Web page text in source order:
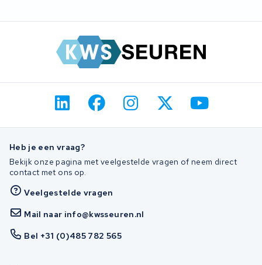
Heb je een vraag?
Bekijk onze pagina met veelgestelde vragen of neem direct
contact met ons op.
Veelgestelde vragen
Mail naar info@kwsseuren.nl
Bel +31 (0)485 782 565